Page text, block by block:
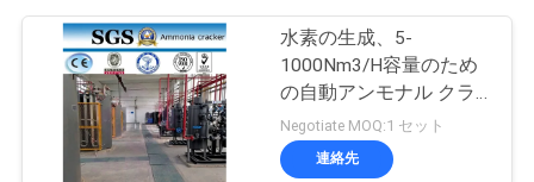
水素の生成、5-
1000Nm3/H容量のため
の自動アンモナル クラ
ッカー
Negotiate MOQ:1 セット
連絡先